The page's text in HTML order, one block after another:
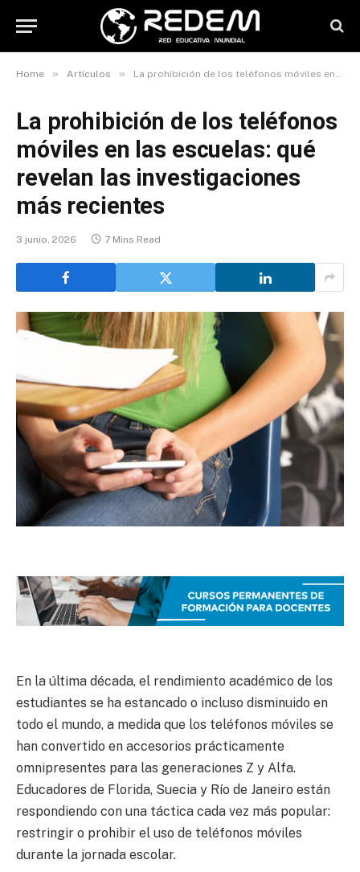
Home » Artículos » La prohibición de los teléfonos móviles en las escuelas: qué revelan las investigaciones más recientes
La prohibición de los teléfonos
móviles en las escuelas: qué
revelan las investigaciones
más recientes
3 junio, 2026 7 Mins Read
En la última década, el rendimiento académico de los
estudiantes se ha estancado o incluso disminuido en
todo el mundo, a medida que los teléfonos móviles se
han convertido en accesorios prácticamente
omnipresentes para las generaciones Z y Alfa.
Educadores de Florida, Suecia y Río de Janeiro están
respondiendo con una táctica cada vez más popular:
restringir o prohibir el uso de teléfonos móviles
durante la jornada escolar.